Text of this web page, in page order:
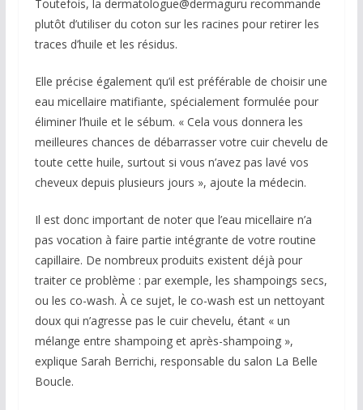
Toutefois, la dermatologue@dermaguru recommande
plutôt d’utiliser du coton sur les racines pour retirer les
traces d’huile et les résidus.
Elle précise également qu’il est préférable de choisir une
eau micellaire matifiante, spécialement formulée pour
éliminer l’huile et le sébum. « Cela vous donnera les
meilleures chances de débarrasser votre cuir chevelu de
toute cette huile, surtout si vous n’avez pas lavé vos
cheveux depuis plusieurs jours », ajoute la médecin.
Il est donc important de noter que l’eau micellaire n’a
pas vocation à faire partie intégrante de votre routine
capillaire. De nombreux produits existent déjà pour
traiter ce problème : par exemple, les shampoings secs,
ou les co-wash. À ce sujet, le co-wash est un nettoyant
doux qui n’agresse pas le cuir chevelu, étant « un
mélange entre shampoing et après-shampoing »,
explique Sarah Berrichi, responsable du salon La Belle
Boucle.